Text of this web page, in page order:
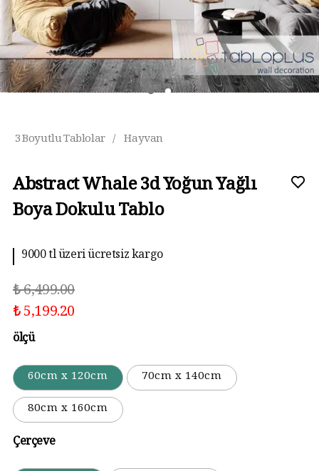
3 Boyutlu Tablolar / Hayvan
Abstract Whale 3d Yoğun Yağlı
Boya Dokulu Tablo
9000 tl üzeri ücretsiz kargo
₺ 6,499.00
₺ 5,199.20
ölçü
60cm x 120cm
70cm x 140cm
80cm x 160cm
Çerçeve